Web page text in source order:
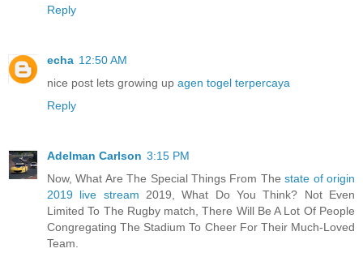
Reply
echa 12:50 AM
nice post lets growing up agen togel terpercaya
Reply
Adelman Carlson 3:15 PM
Now, What Are The Special Things From Thestate of origin
2019 live stream 2019, What Do You Think? Not Even
Limited To The Rugby match, There Will Be A Lot Of People
Congregating The Stadium To Cheer For Their Much-Loved
Team.